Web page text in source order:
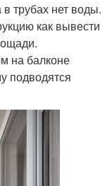
трубах нет воды.
как вывести
на балконе
подводятся